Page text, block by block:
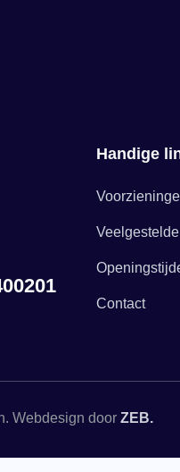
Handige
Contact
Webdesign door ZEB.